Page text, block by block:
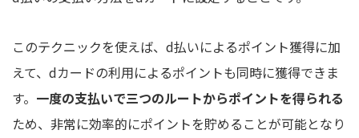
このテクニックを使えば、d払いによるポイント獲得に加
えて、dカードの利用によるポイントも同時に獲得できま
す。 一度の支払いで三つのルートからポイントを得られる
ため、非常に効率的にポイントを貯めることが可能となり